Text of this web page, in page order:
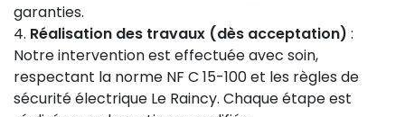
garanties.
Réalisation des travaux (dès acceptation) :
Notre intervention est effectuée avec soin,
respectant la norme NF C 15-100 et les règles de
sécurité électrique Le Raincy. Chaque étape est